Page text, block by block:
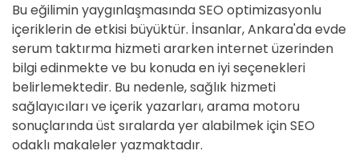
Bu eğilimin yaygınlaşmasında SEO optimizasyonlu
içeriklerin de etkisi büyüktür. İnsanlar, Ankara'da evde
serum taktırma hizmeti ararken internet üzerinden
bilgi edinmekte ve bu konuda en iyi seçenekleri
belirlemektedir. Bu nedenle, sağlık hizmeti
sağlayıcıları ve içerik yazarları, arama motoru
sonuçlarında üst sıralarda yer alabilmek için SEO
odaklı makaleler yazmaktadır.